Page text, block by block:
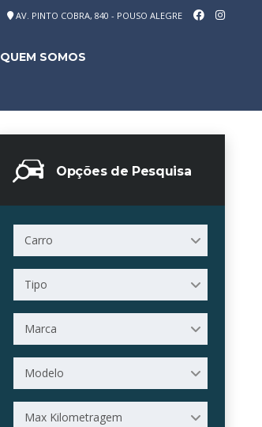
AV. PINTO COBRA, 840 - POUSO ALEGRE
QUEM SOMOS
Opções de Pesquisa
Carro
Tipo
Marca
Modelo
Max Kilometragem